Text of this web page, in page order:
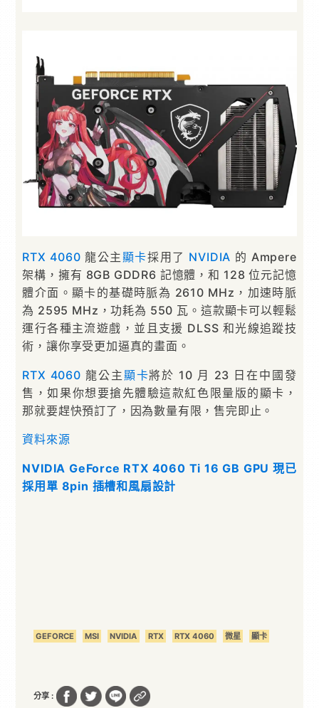
RTX 4060 龍公主顯卡採用了 NVIDIA 的 Ampere
架構，擁有 8GB GDDR6 記憶體，和 128 位元記憶
體介面。顯卡的基礎時脈為 2610 MHz，加速時脈
為 2595 MHz，功耗為 550 瓦。這款顯卡可以輕鬆
運行各種主流遊戲，並且支援 DLSS 和光線追蹤技
術，讓你享受更加逼真的畫面。
RTX 4060 龍公主顯卡將於 10 月 23 日在中國發
售，如果你想要搶先體驗這款紅色限量版的顯卡，
那就要趕快預訂了，因為數量有限，售完即止。
資料來源
NVIDIA GeForce RTX 4060 Ti 16 GB GPU 現已
採用單 8pin 插槽和風扇設計
GEFORCE MSI NVIDIA RTX RTX 4060 微星 顯卡
分享 :